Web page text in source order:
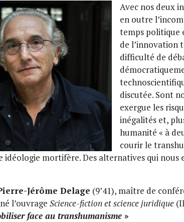
Avec nos deux
en outre
temps politique
de l’innovation
difficulté de
discutée. Sont
exergue les
inégalités et,
humanité « à
courir le
mortifère. Des alternatives qui nous
Jérôme Delage (9’41), maître de
l’ouvrage Science-fiction et science juridique
face au transhumanisme»